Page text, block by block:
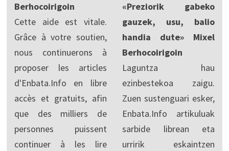
Berhocoirigoin
Cette aide est vitale.
Grâce à votre soutien,
nous continuerons à
proposer les articles
d'Enbata.Info en libre
accès et gratuits, afin
que des milliers de
personnes puissent
continuer à les lire
«Preziorik gabeko
gauzek, usu, balio
handia dute» Mixel
Berhocoirigoin
Laguntza hau
ezinbestekoa zaigu.
Zuen sustenguari esker,
Enbata.Info artikuluak
sarbide librean eta
urririk eskaintzen